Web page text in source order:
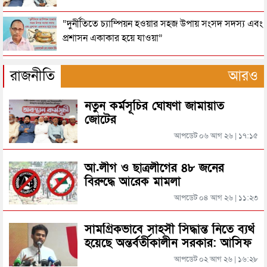
“দুর্নীতিতে চ্যাম্পিয়ন হওয়ার সহজ উপায় সংসদ সদস্য এবং
প্রশাসন একাকার হয়ে যাওয়া”
রাষ্ট্রপতি নির্বাচনের তারিখ ঘোষণা
সিলেটে ফাহিমা ধর্ষণচেষ্টা ও হত্যা মামলায় জাকিরের
মৃত্যুদণ্ড
রাজধানীর মাদারটেক থেকে তরুণীর খণ্ডিত মাথা ও দুই হাত
উদ্ধার
দিল্লিতে শেখ হাসিনার বক্তব্য দেওয়া নিয়ে পররাষ্ট্র
মন্ত্রণালয়ের ক্ষোভ
রাজনীতি আরও
নতুন কর্মসূচির ঘোষণা জামায়াত
জোটের
আপডেট ০৬ আগ ২৬ | ১৭:১৫
আ.লীগ ও ছাত্রলীগের ৪৮ জনের
বিরুদ্ধে আরেক মামলা
আপডেট ০৪ আগ ২৬ | ১১:২৩
সামগ্রিকভাবে সাহসী সিদ্ধান্ত নিতে ব্যর্থ
হয়েছে অন্তর্বর্তীকালীন সরকার: আসিফ
আপডেট ০২ আগ ২৬ | ১৬:২৮